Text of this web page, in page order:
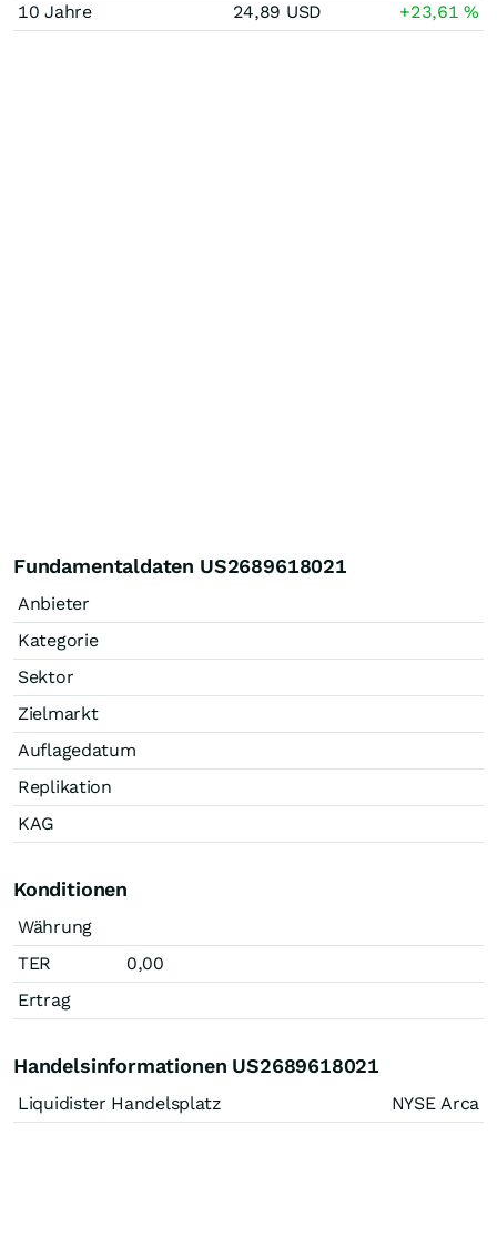
10 Jahre
24,89 USD +23,61%
Fundamentaldaten US2689618021
Anbieter
Kategorie
Sektor
Zielmarkt
Auflagedatum
Replikation
KAG
Konditionen
Währung
TER
0,00
Ertrag
Handelsinformationen US2689618021
Liquidister Handelsplatz NYSE Arca